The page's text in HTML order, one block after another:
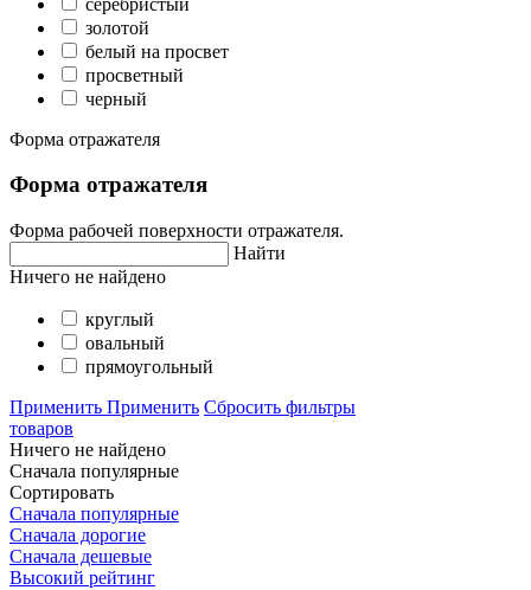
золотой
белый на просвет
просветный
черный
Форма отражателя
Форма отражателя
Форма рабочей поверхности отражателя.
Найти
Ничего не найдено
круглый
овальный
прямоугольный
Применить Применить Сбросить фильтры
товаров
Ничего не найдено
Сначала популярные
Сортировать
Сначала популярные
Сначала дорогие
Сначала дешевые
Высокий рейтинг